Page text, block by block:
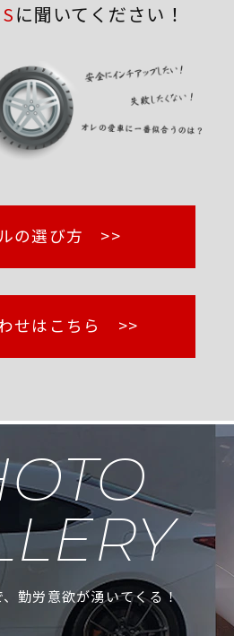
に聞いてください！
の選び方 >>
せはこちら >>
勤労意欲が湧いてくる！